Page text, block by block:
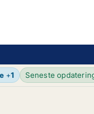
+1 Seneste